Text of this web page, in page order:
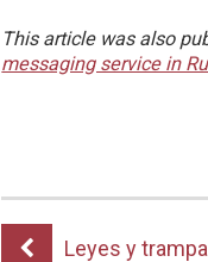
This article was also
messaging service in
Leyes y